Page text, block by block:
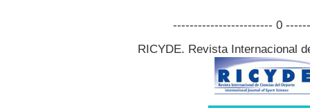
------------------------ 0
RICYDE. Revista Internacional